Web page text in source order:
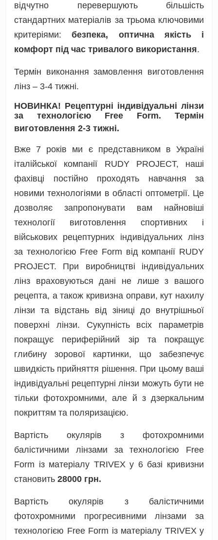
відчутно перевершують більшість
стандартних матеріалів за трьома ключовими
критеріями:
безпека, оптична якість і
комфорт під час тривалого використання.
Термін виконання замовлення виготовлення
лінз – 3-4 тижні.
НОВИНКА! Рецептурні індивідуальні лінзи
за технологією Free Form. Термін
виготовлення 2-3 тижні.
Вже 7 років ми є представником в Україні
італійської компанії RUDY PROJECT, наші
фахівці постійно проходять навчання за
новими технологіями в області оптометрії. Це
дозволяє запропонувати вам найновіші
технології виготовлення спортивних і
військових рецептурних індивідуальних лінз
за технологією Free Form від компанії RUDY
PROJECT. При виробництві індивідуальних
лінз враховуються дані не лише з вашого
рецепта, а також кривизна оправи, кут нахилу
лінзи та відстань від зіниці до внутрішньої
поверхні лінзи. Сукупність всіх параметрів
покращує периферійний зір та покращує
глибину зорової картинки, що забезпечує
швидкість прийняття рішення. При цьому ваші
індивідуальні рецептурні лінзи можуть бути не
тільки фотохромними, але й з дзеркальним
покриттям та поляризацією.
Вартість окулярів з фотохромними
балістичними лінзами за технологією Free
Form із матеріалу TRIVEX у 6 базі кривизни
становить 28000 грн.
Вартість окулярів з балістичними
фотохромними прогресивними лінзами за
технологією Free Form із матеріалу TRIVEX у